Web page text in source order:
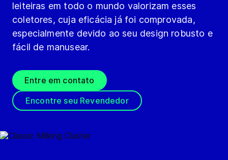
leiteiras em todo o mundo valorizam esses
coletores, cuja eficácia já foi comprovada,
especialmente devido ao seu design robusto e
fácil de manusear.
Entre em contato
Encontre seu Revendedor